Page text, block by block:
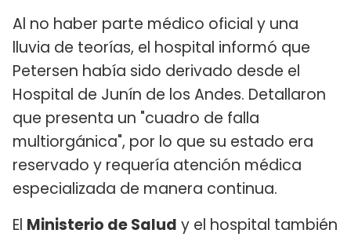
Al no haber parte médico oficial y una
lluvia de teorías, el hospital informó que
Petersen había sido derivado desde el
Hospital de Junín de los Andes. Detallaron
que presenta un "cuadro de falla
multiorgánica", por lo que su estado era
reservado y requería atención médica
especializada de manera continua.
El Ministerio de Salud y el hospital también